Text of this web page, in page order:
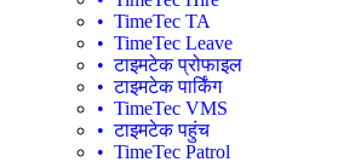
• TimeTec TA
• TimeTec Leave
• टाइमटेक प्रोफाइल
• टाइमटेक पार्किंग
• TimeTec VMS
• टाइमटेक पहुंच
• TimeTec Patrol